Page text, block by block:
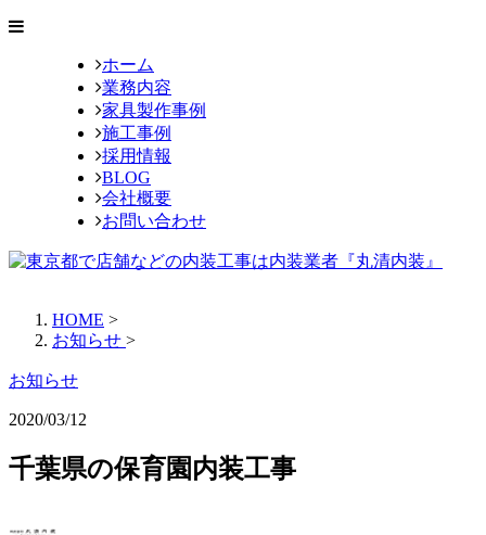
ホーム
業務内容
家具製作事例
施工事例
採用情報
BLOG
会社概要
お問い合わせ
HOME >
お知らせ >
お知らせ
2020/03/12
千葉県の保育園内装工事